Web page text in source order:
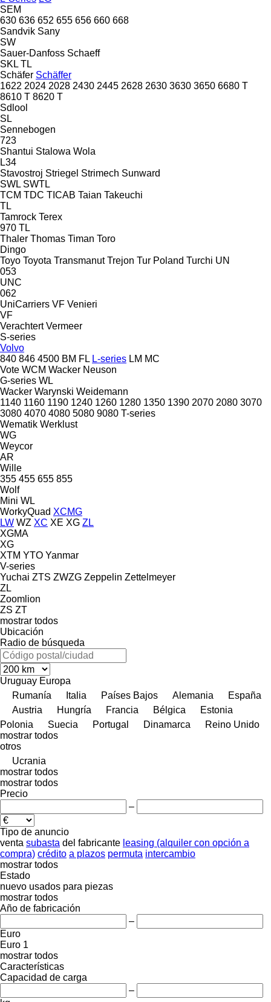
SEM
630 636 652 655 656 660 668
Sandvik Sany
SW
Sauer-Danfoss Schaeff
SKL TL
Schäfer Schäffer
1622 2024 2028 2430 2445 2628 2630 3630 3650 6680 T
8610 T 8620 T
Sdlool
SL
Sennebogen
723
Shantui Stalowa Wola
L34
Stavostroj Striegel Strimech Sunward
SWL SWTL
TCM TDC TICAB Taian Takeuchi
TL
Tamrock Terex
970 TL
Thaler Thomas Timan Toro
Dingo
Toyo Toyota Transmanut Trejon Tur Poland Turchi UN
053
UNC
062
UniCarriers VF Venieri
VF
Verachtert Vermeer
S-series
Volvo
840 846 4500 BM FL L-series LM MC
Vote WCM Wacker Neuson
G-series WL
Wacker Warynski Weidemann
1140 1160 1190 1240 1260 1280 1350 1390 2070 2080 3070
3080 4070 4080 5080 9080 T-series
Wematik Werklust
WG
Weycor
AR
Wille
355 455 655 855
Wolf
Mini WL
WorkyQuad XCMG
LW WZ XC XE XG ZL
XGMA
XG
XTM YTO Yanmar
V-series
Yuchai ZTS ZWZG Zeppelin Zettelmeyer
ZL
Zoomlion
ZS ZT
mostrar todos
Ubicación
Radio de búsqueda
Uruguay Europa
Rumanía
Italia Países Bajos Alemania
España
Austria
Hungría Francia Bélgica
Estonia
Polonia
Suecia Portugal Dinamarca
Reino Unido
mostrar todos
otros
Ucrania
mostrar todos
mostrar todos
Precio
–
Tipo de anuncio
venta subasta del fabricante leasing (alquiler con opción a
compra) crédito a plazos permuta intercambio
mostrar todos
Estado
nuevo usados para piezas
mostrar todos
Año de fabricación
–
Euro
Euro 1
mostrar todos
Características
Capacidad de carga
–